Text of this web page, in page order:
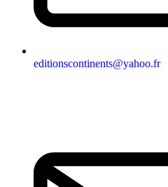
editionscontinents@yahoo.fr